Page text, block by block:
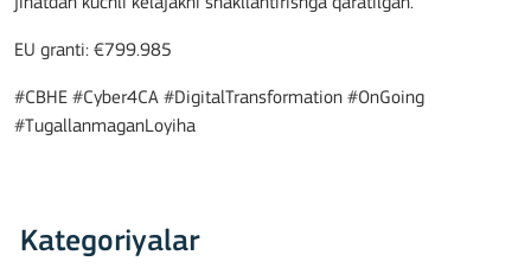
jihatdan kuchli kelajakni shakllantirishga qaratilgan.
EU granti: €799.985
#CBHE #Cyber4CA #DigitalTransformation #OnGoing
#TugallanmaganLoyiha
Kategoriyalar